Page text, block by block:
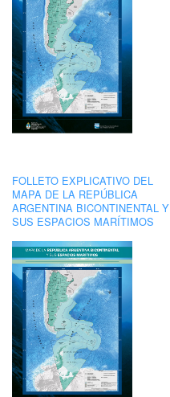
FOLLETO EXPLICATIVO DEL
MAPA DE LA REPÚBLICA
ARGENTINA BICONTINENTAL Y
SUS ESPACIOS MARÍTIMOS